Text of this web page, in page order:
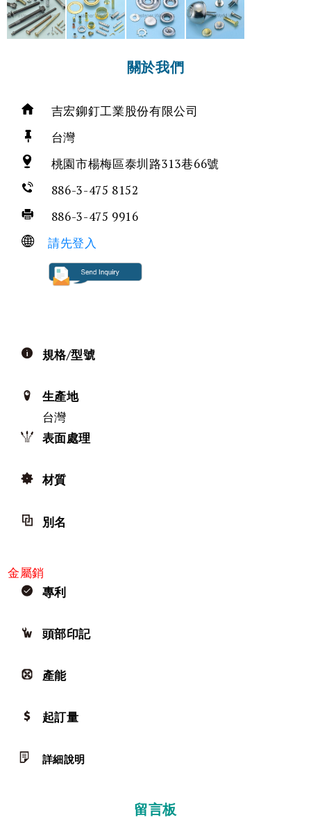
關於我們
吉宏鉚釘工業股份有限公司
台灣
桃園市楊梅區泰圳路313巷66號
886-3-475 8152
886-3-475 9916
請先登入
規格/型號
生產地
台灣
表面處理
材質
別名
金屬銷
專利
頭部印記
產能
起訂量
詳細說明
留言板